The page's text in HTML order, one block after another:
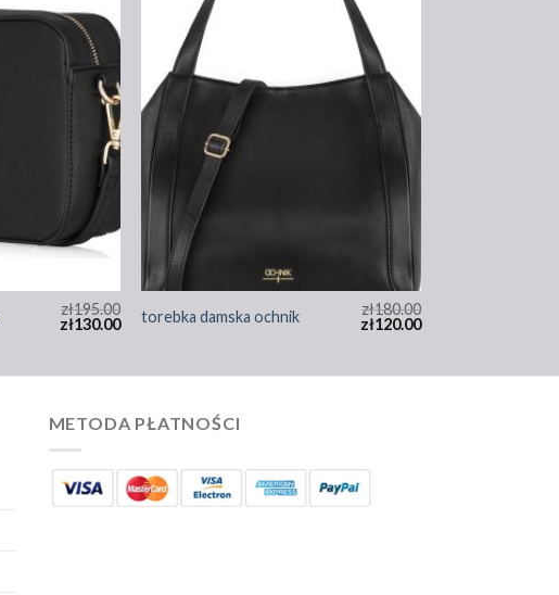
zł195.00
zł130.00 torebka damska ochnik zł180.00
zł120.00
METODA PŁATNOŚCI